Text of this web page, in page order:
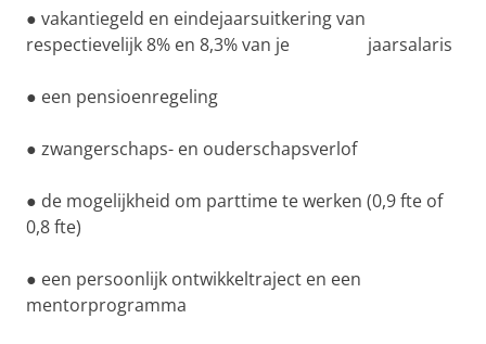
● vakantiegeld en eindejaarsuitkering van
respectievelijk 8% en 8,3% van je jaarsalaris
● een pensioenregeling
● zwangerschaps- en ouderschapsverlof
● de mogelijkheid om parttime te werken (0,9 fte of
0,8 fte)
● een persoonlijk ontwikkeltraject en een
mentorprogramma